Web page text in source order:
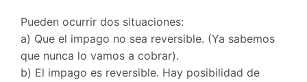
Pueden ocurrir dos situaciones:
a) Que el impago no sea reversible. (Ya sabemos
que nunca lo vamos a cobrar).
b) El impago es reversible. Hay posibilidad de